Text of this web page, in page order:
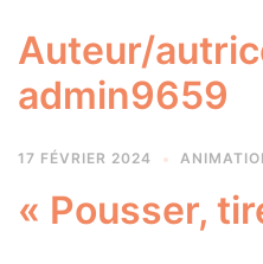
Auteur/
admin9659
17 FÉVRIER 2024
« Pousser,